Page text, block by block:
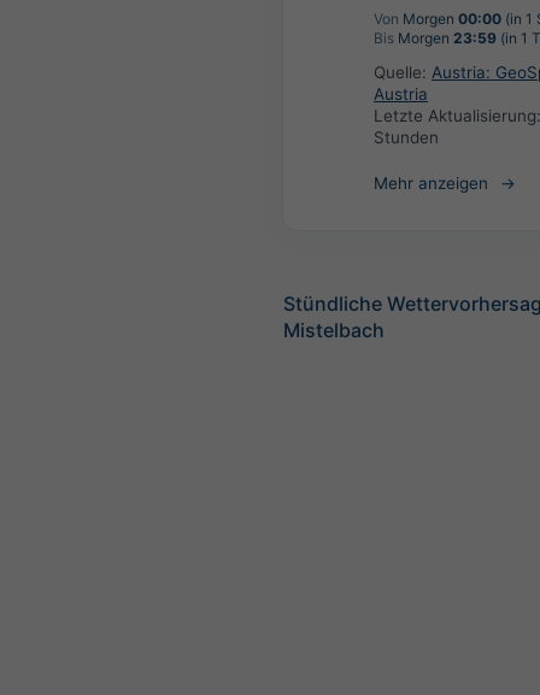
Von Morgen 00:00 (in 1
Bis Morgen 23:59 (in 1
Quelle: Austria:
Austria
Letzte
Stunden
Mehr anzeigen
Stündliche
Mistelbach